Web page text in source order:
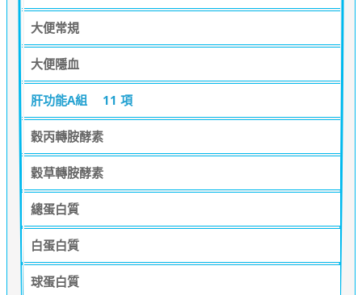
大便常規
大便隱血
肝功能A組 11 項
穀丙轉胺酵素
穀草轉胺酵素
總蛋白質
白蛋白質
球蛋白質